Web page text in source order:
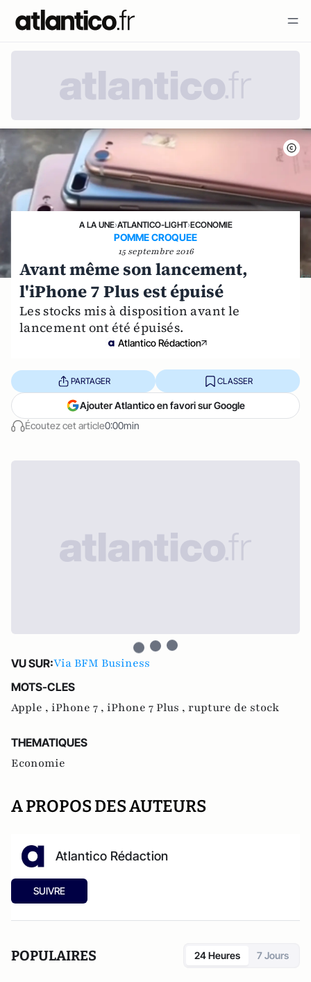
A LA UNE›ATLANTICO-LIGHT›ECONOMIE
POMME CROQUEE
15 septembre 2016
Avant même son lancement,
l'iPhone 7 Plus est épuisé
Les stocks mis à disposition avant le
lancement ont été épuisés.
Atlantico Rédaction
Écoutez cet article0:00min
PARTAGER CLASSER
Ajouter Atlantico en favori sur Google
VU SUR:Via BFM Business
MOTS-CLES
Apple , iPhone 7 , iPhone 7 Plus , rupture de stock
THEMATIQUES
Economie
A PROPOS DES AUTEURS
Atlantico Rédaction
SUIVRE
POPULAIRES 24 Heures 7 Jours